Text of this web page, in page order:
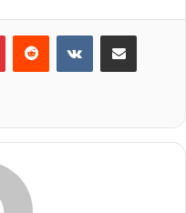
PinterestReddit VKontakteShare via Email